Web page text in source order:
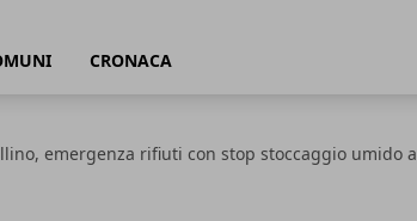
CRONACA
emergenza rifiuti con stop stoccaggio umido a